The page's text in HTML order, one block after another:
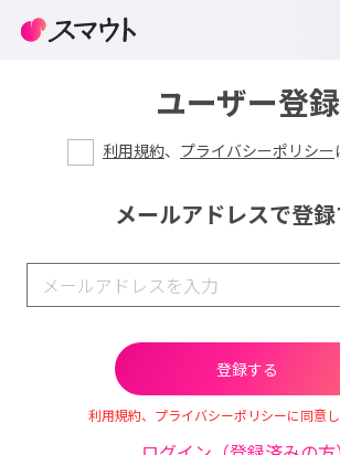
ユーザー登録
利用規約、 プライバシーポリシー
メールアドレスで登
利用規約、プライバシーポリシーに同意